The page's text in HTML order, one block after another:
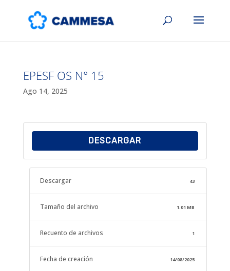
EPESF OS N° 15
Ago 14, 2025
DESCARGAR
Descargar 43
Tamaño del archivo 1.01 MB
Recuento de archivos 1
Fecha de creación 14/08/2025